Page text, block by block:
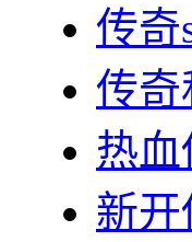
传奇
传奇
热血
新开